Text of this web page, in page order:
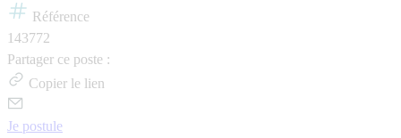
Référence
143772
Partager ce poste :
Copier le lien
Je postule